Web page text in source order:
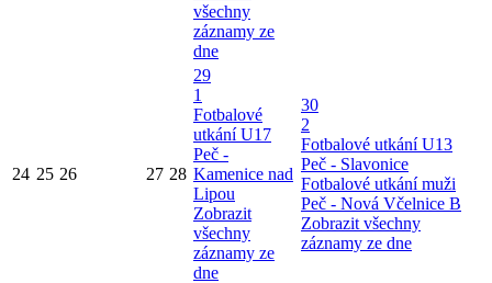
všechny
záznamy ze
dne
24 25 26 27 28
29
1
Fotbalové
utkání U17
Peč -
Kamenice nad
Lipou
Zobrazit
všechny
záznamy ze
dne
30
2
Fotbalové utkání U13
Peč - Slavonice
Fotbalové utkání muži
Peč - Nová Včelnice B
Zobrazit všechny
záznamy ze dne